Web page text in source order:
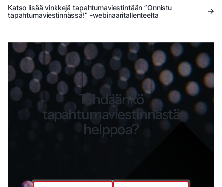
Katso lisää vinkkejä tapahtumaviestintään ”Onnistu
tapahtumaviestinnässä!” -webinaaritallenteelta
Tehdäänkö
tapahtumaviestinnästä
helppoa?